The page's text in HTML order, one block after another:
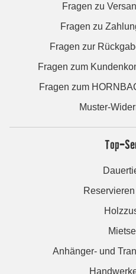
Fragen zu
Fragen zu
Fragen zur
Fragen zum
Fragen zum
Muster-
Top-
Anhänger- und